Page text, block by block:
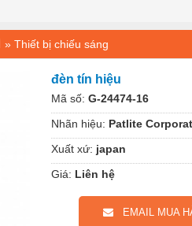
» Thiết bị chiếu sáng
đèn tín hiệu
Mã số: G-24474-16
Nhãn hiệu: Patlite
Xuất xứ: japan
Giá: Liên hệ
EMAIL MUA